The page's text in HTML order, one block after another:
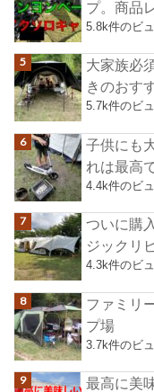
プ。商品
5.8k件のビ
大家族必
きのおす
5.7k件のビ
子供にも
れは最高
4.4k件のビ
ついに購
ジックリ
4.3k件のビ
ファミリ
プ場
3.7k件のビ
最高に美